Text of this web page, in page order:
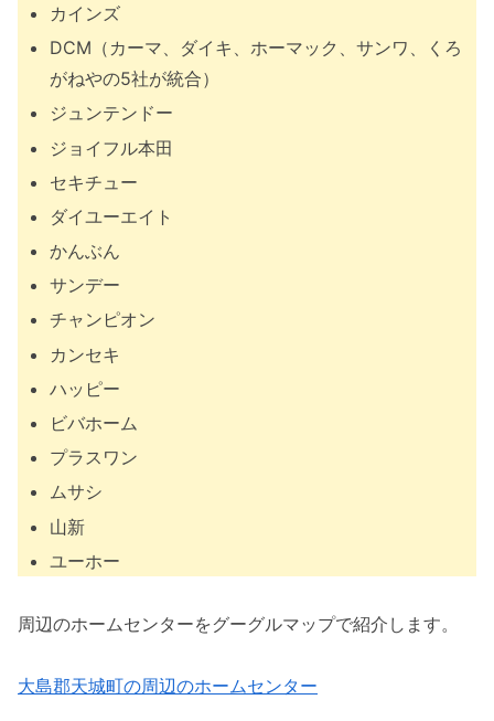
カインズ
DCM（カーマ、ダイキ、ホーマック、サンワ、くろ
がねやの5社が統合）
ジュンテンドー
ジョイフル本田
セキチュー
ダイユーエイト
かんぶん
サンデー
チャンピオン
カンセキ
ハッピー
ビバホーム
プラスワン
ムサシ
山新
ユーホー
周辺のホームセンターをグーグルマップで紹介します。
大島郡天城町の周辺のホームセンター